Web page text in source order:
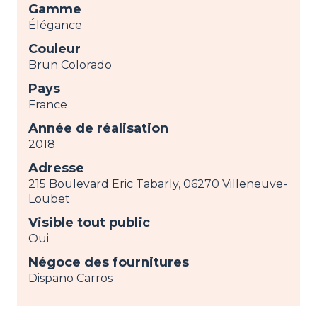
Gamme
Élégance
Couleur
Brun Colorado
Pays
France
Année de réalisation
2018
Adresse
215 Boulevard Eric Tabarly, 06270 Villeneuve-
Loubet
Visible tout public
Oui
Négoce des fournitures
Dispano Carros